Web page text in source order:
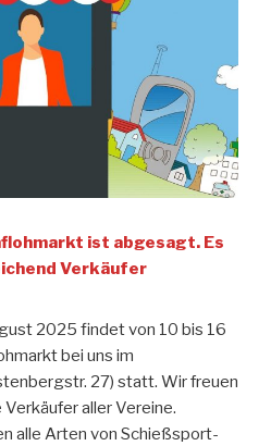
ist abgesagt. Es
Verkäufer
2025 findet von 10 bis 16
bei uns im
27) statt. Wir freuen
aller Vereine.
alle Arten von Schießsport-